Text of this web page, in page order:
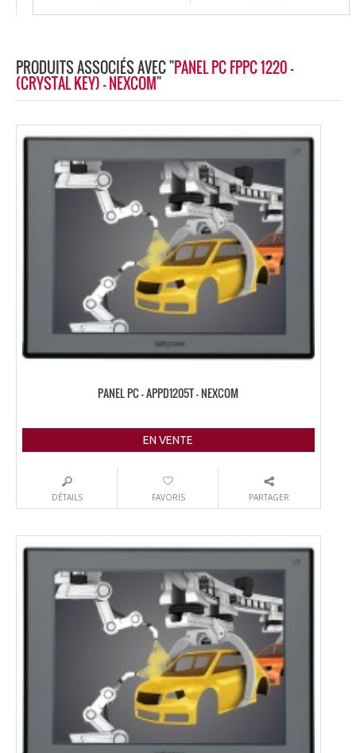
PRODUITS ASSOCIÉS AVEC "PANEL PC FPPC 1220 -
(CRYSTAL KEY) - NEXCOM"
PANEL PC – APPD1205T – NEXCOM
EN VENTE
DÉTAILS FAVORIS PARTAGER